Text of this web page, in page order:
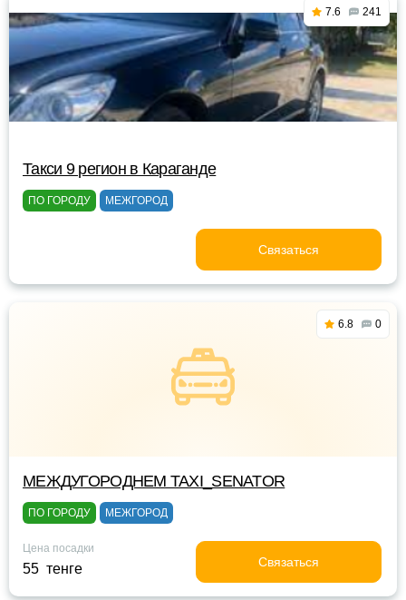
7.6 241
Такси 9 регион в Караганде
ПО ГОРОДУ МЕЖГОРОД
Связаться
6.8 0
МЕЖДУГОРОДНЕМ TAXI_SENATOR
ПО ГОРОДУ МЕЖГОРОД
Цена посадки
55 тенге Связаться